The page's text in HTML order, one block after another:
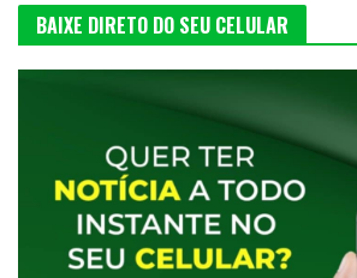
BAIXE DIRETO DO SEU CELULAR